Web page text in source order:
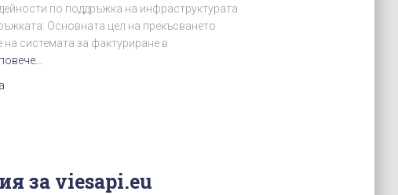
по поддръжка на инфраструктурата
Основната цел на прекъсването
системата за фактуриране в
за viesapi.eu